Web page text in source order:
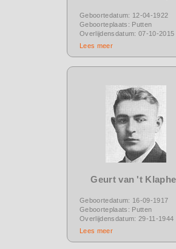
Geboortedatum: 12-04-1922
Geboorteplaats: Putten
Overlijdensdatum: 07-10-2015
Lees meer
Geurt van 't
Geboortedatum: 16-09-1917
Geboorteplaats: Putten
Overlijdensdatum: 29-11-1944
Lees meer